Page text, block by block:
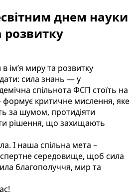
днем науки
розвитку
ім’я миру та розвитку
сила знань — у
спільнота ФСП стоїть на
формує критичне мислення, яке
за шумом, протидіяти
рішення, що захищають
І наша спільна мета –
середовище, щоб сила
благополуччя, мир та